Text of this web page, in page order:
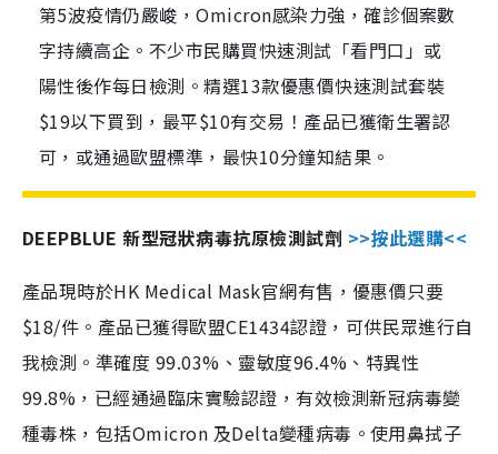
第5波疫情仍嚴峻，Omicron感染力強，確診個案數
字持續高企。不少市民購買快速測試「看門口」或
陽性後作每日檢測。精選13款優惠價快速測試套裝
$19以下買到，最平$10有交易！產品已獲衛生署認
可，或通過歐盟標準，最快10分鐘知結果。
DEEPBLUE 新型冠狀病毒抗原檢測試劑 >>按此選購<<
產品現時於HK Medical Mask官網有售，優惠價只要
$18/件。產品已獲得歐盟CE1434認證，可供民眾進行自
我檢測。準確度 99.03%、靈敏度96.4%、特異性
99.8%，已經通過臨床實驗認證，有效檢測新冠病毒變
種毒株，包括Omicron 及Delta變種病毒。使用鼻拭子